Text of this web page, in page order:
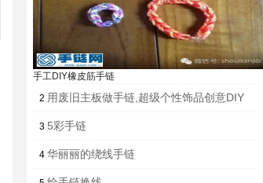
手工DIY橡皮筋手链
2 用废旧主板做手链,超级个性饰品创意DIY
3 5彩手链
4 华丽丽的绕线手链